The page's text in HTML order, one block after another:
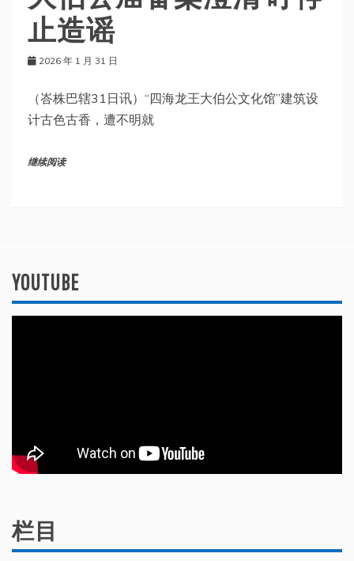
止造谣
2026 年 1 月 31 日
（峇株巴辖31日讯）“四海龙王大伯公文化馆”建筑设
计古色古香，遭不明就
继续阅读
YOUTUBE
栏目